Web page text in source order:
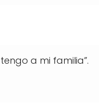
a mi familia”.